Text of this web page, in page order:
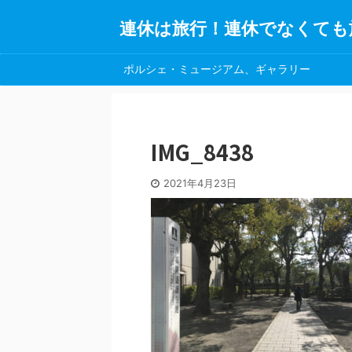
連休は旅行！連休でなくて
ポルシェ・ミュージアム、ギャラリー
IMG_8438
2021年4月23日